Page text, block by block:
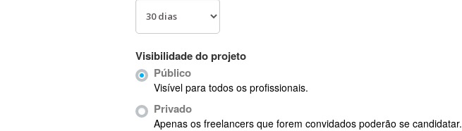
ABIS
AbleCommerce
Ableton Live
Visibilidade do projeto
Público
Visível para todos os profissionais.
Privado
Apenas os freelancers que forem convidados poderão se candidatar.